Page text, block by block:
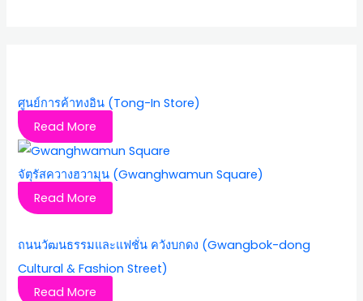
ศูนย์การค้าทงอิน (Tong-In Store)
Read More
จัตุรัสควางฮวามุน (Gwanghwamun Square)
Read More
ถนนวัฒนธรรมและแฟชั่น ควังบกดง (Gwangbok-dong
Cultural & Fashion Street)
Read More